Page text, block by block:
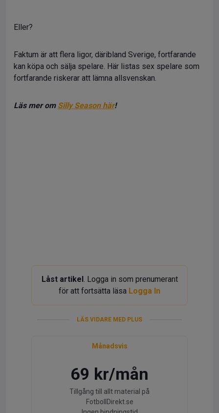
Eller?
Faktum är att flera ligor, däribland Sverige, fortfarande
kan köpa och sälja spelare. Här listas sex spelare som
fortfarande riskerar att lämna allsvenskan.
Läs mer om Silly Season här!
Låst artikel. Logga in som prenumerant
för att fortsätta läsa Logga In
LÄS VIDARE MED PLUS
Månadsvis
69 kr/mån
Tillgång till allt material på
FotbollDirekt.se